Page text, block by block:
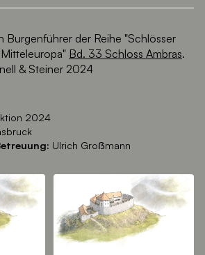
Burgenführer der Reihe "Schlösser
Bd. 33 Schloss Ambras.
& Steiner 2024
2024
Ulrich Groẞmann